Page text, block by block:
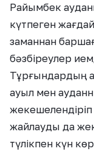
Райымбек
күтпеген
заманнан
бәзбіреулер
Тұрғындардың
ауыл мен
жайлауды да
түлікпен күн